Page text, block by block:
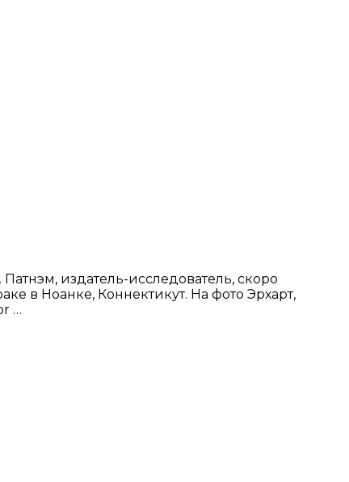
издатель-исследователь, скоро
в Ноанке, Коннектикут. На фото Эрхарт,
…